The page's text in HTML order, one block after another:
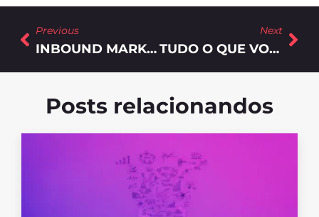
Previous
INBOUND MARKETING: COMO SUA EMPRESA PODE TER SUCESSO COM ESSA ESTRATÉGIA
Next
TUDO O QUE VOCÊ PRECISA SABER SOBRE GERAÇÃO DE LEADS
Posts relacionandos